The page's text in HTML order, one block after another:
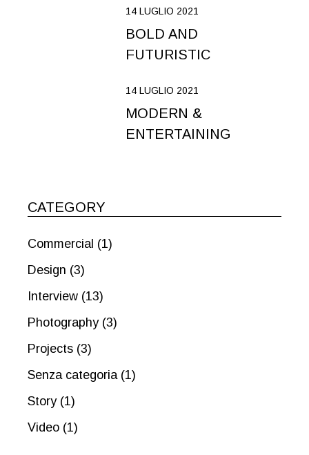
14 LUGLIO 2021
BOLD AND
FUTURISTIC
14 LUGLIO 2021
MODERN &
ENTERTAINING
CATEGORY
Commercial (1)
Design (3)
Interview (13)
Photography(3)
Projects (3)
Senza categoria(1)
Story(1)
Video (1)